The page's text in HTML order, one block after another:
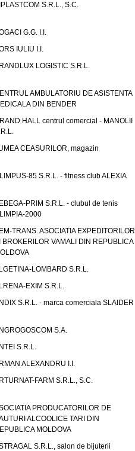
S.R.L., S.C.
G.G. I.I.
IULIU I.I.
LOGISTIC S.R.L.
AMBULATORIU DE ASISTENTA
DIN BENDER
HALL centrul comercial - MANOLII
CEASURILOR, magazin
85 S.R.L. - fitness club ALEXIA
PRIM S.R.L. - clubul de tenis
2000
TRANS. ASOCIATIA EXPEDITORILOR
BROKERILOR VAMALI DIN REPUBLICA
LOMBARD S.R.L.
EXIM S.R.L.
S.R.L. - marca comerciala SLAIDER
S.A.
S.R.L.
ALEXANDRU I.I.
FARM S.R.L., S.C.
PRODUCATORILOR DE
ALCOOLICE TARI DIN
MOLDOVA
S.R.L., salon de bijuterii